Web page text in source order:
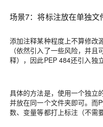
场景7：将标注放在单独文
添加注释某种程度上不算修改
（依然引入了一些风险，并
释），因此PEP 484还引入独
具体的方法是，使用一个独立
并放在同一个文件夹即可。而
数、变量等都打上标注（不需